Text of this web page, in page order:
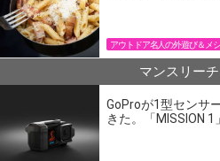
アウトドア名人の外遊び＆メシ
マンスリー
GoProが1型センサ
きた。「MISSION